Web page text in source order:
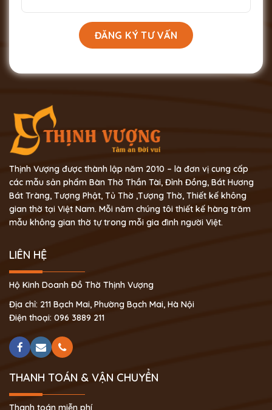
Thịnh Vượng được thành lập năm 2010 – là đơn vị cung cấp
các mẫu sản phẩm Bàn Thờ Thần Tài, Đỉnh Đồng, Bát Hương
Bát Tràng, Tượng Phật, Tủ Thờ ,Tượng Thờ, Thiết kế không
gian thờ tại Việt Nam. Mỗi năm chúng tôi thiết kế hàng trăm
mẫu không gian thờ tự trong mỗi gia đình người Việt.
LIÊN HỆ
Hộ Kinh Doanh Đồ Thờ Thịnh Vượng
Địa chỉ: 211 Bạch Mai, Phường Bạch Mai, Hà Nội
Điện thoại: 096 3889 211
THANH TOÁN & VẬN CHUYỂN
Thanh toán miễn phí